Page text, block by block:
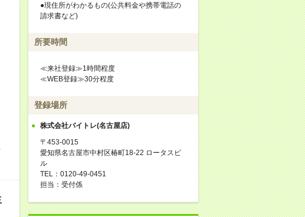
●現住所がわかるもの(公共料金や携帯電話の
請求書など)
所要時間
≪来社登録≫1時間程度
≪WEB登録≫30分程度
登録場所
株式会社バイトレ(名古屋店)
〒453-0015
愛知県名古屋市中村区椿町18-22 ロータスビ
ル
TEL：0120-49-0451
担当：受付係